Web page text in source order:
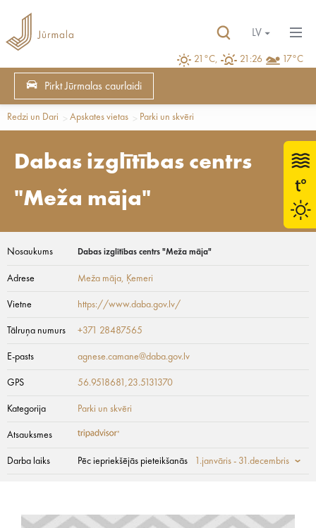
21°C, 21:26 17°C
LV
Pirkt Jūrmalas caurlaidi
Redzi un Dari Apskates vietas Parki un skvēri
Dabas izglītības centrs
"Meža māja"
Nosaukums Dabas izglītības centrs "Meža māja"
Adrese Meža māja, Ķemeri
Vietne https://www.daba.gov.lv/
Tālruņa numurs +371 28487565
E-pasts agnese.camane@daba.gov.lv
GPS 56.9518681,23.5131370
Kategorija Parki un skvēri
Atsauksmes
Darba laiks Pēc iepriekšējās pieteikšanās 1.janvāris - 31.decembris